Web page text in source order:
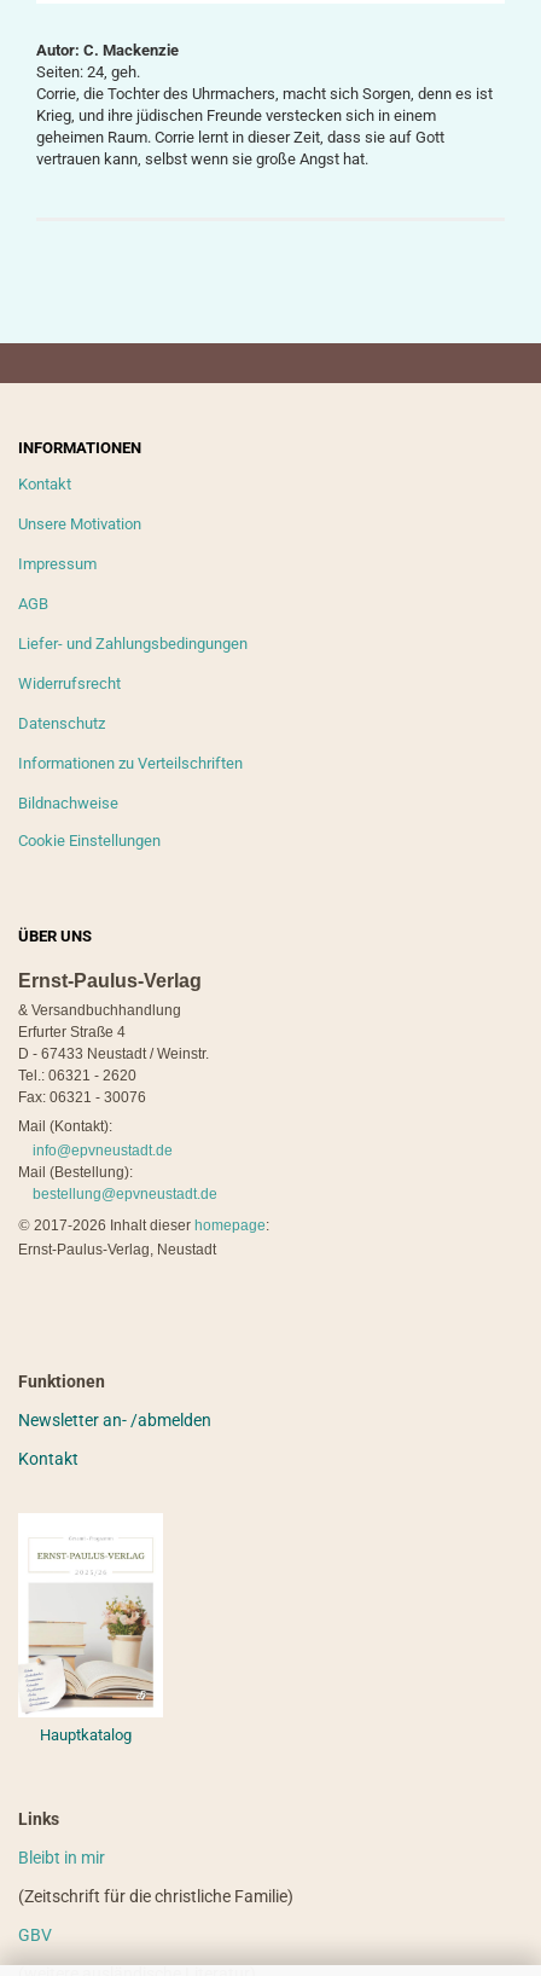
Autor: C. Mackenzie
Seiten: 24, geh.
Corrie, die Tochter des Uhrmachers, macht sich Sorgen, denn es ist
Krieg, und ihre jüdischen Freunde verstecken sich in einem
geheimen Raum. Corrie lernt in dieser Zeit, dass sie auf Gott
vertrauen kann, selbst wenn sie große Angst hat.
INFORMATIONEN
Kontakt
Unsere Motivation
Impressum
AGB
Liefer- und Zahlungsbedingungen
Widerrufsrecht
Datenschutz
Informationen zu Verteilschriften
Bildnachweise
Cookie Einstellungen
ÜBER UNS
Ernst-Paulus-Verlag
& Versandbuchhandlung
Erfurter Straße 4
D - 67433 Neustadt / Weinstr.
Tel.: 06321 - 2620
Fax: 06321 - 30076
Mail (Kontakt):
info@epvneustadt.de
Mail (Bestellung):
bestellung@epvneustadt.de
© 2017-2026 Inhalt dieser homepage:
Ernst-Paulus-Verlag, Neustadt
Funktionen
Newsletter an- /abmelden
Kontakt
Hauptkatalog
Links
Bleibt in mir
(Zeitschrift für die christliche Familie)
GBV